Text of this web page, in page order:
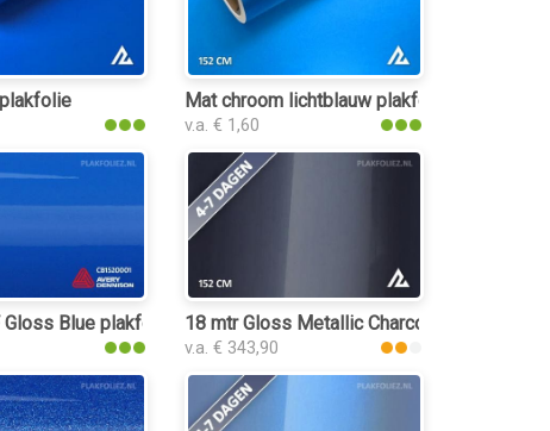
Mat chroom lichtblauw plakfolie
v.a. € 1,60
Blue plakfolie 18 mtr Gloss Metallic Charcoal Grey Blue
v.a. € 343,90